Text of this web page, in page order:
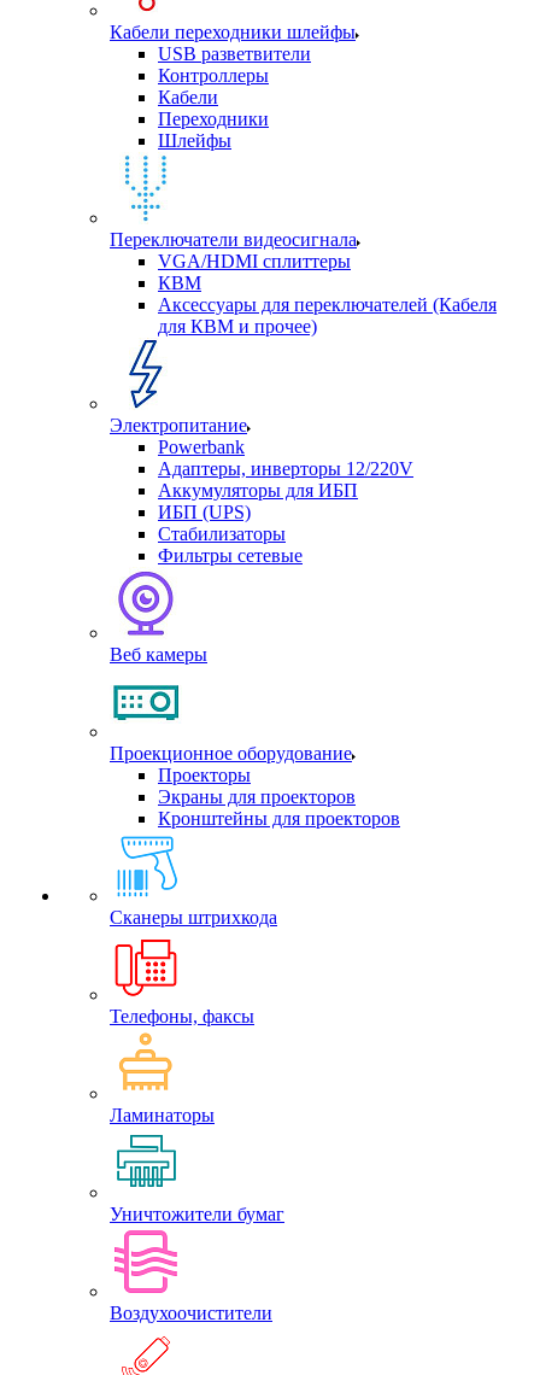
Кабели переходники шлейфы
USB разветвители
Контроллеры
Кабели
Переходники
Шлейфы
Переключатели видеосигнала
VGA/HDMI сплиттеры
КВМ
Аксессуары для переключателей (Кабеля
для КВМ и прочее)
Электропитание
Powerbank
Адаптеры, инверторы 12/220V
Аккумуляторы для ИБП
ИБП (UPS)
Стабилизаторы
Фильтры сетевые
Веб камеры
Проекционное оборудование
Проекторы
Экраны для проекторов
Кронштейны для проекторов
Сканеры штрихкода
Телефоны, факсы
Ламинаторы
Уничтожители бумаг
Воздухоочистители